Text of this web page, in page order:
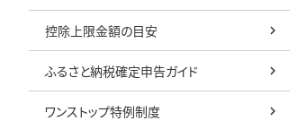
控除上限金額の目安
ふるさと納税確定申告ガイド
ワンストップ特例制度